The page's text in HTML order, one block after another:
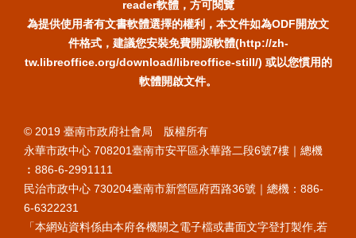
reader軟體，方可閱覽
為提供使用者有文書軟體選擇的權利，本文件如為ODF開放文
件格式，建議您安裝免費開源軟體(http://zh-
tw.libreoffice.org/download/libreoffice-still/) 或以您慣用的
軟體開啟文件。
© 2019 臺南市政府社會局 版權所有
永華市政中心 708201臺南市安平區永華路二段6號7樓｜總機
︰886-6-2991111
民治市政中心 730204臺南市新營區府西路36號｜總機：886-
6-6322231
「本網站資料係由本府各機關之電子檔或書面文字登打製作,若